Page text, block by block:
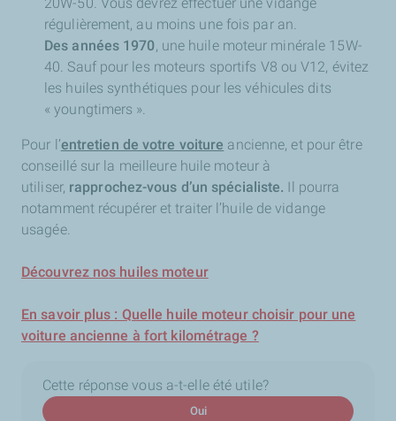
régulièrement, au moins une fois par an.
Des années 1970, une huile moteur minérale 15W-
40. Sauf pour les moteurs sportifs V8 ou V12, évitez
les huiles synthétiques pour les véhicules dits
« youngtimers ».
Pour l’entretien de votre voiture ancienne, et pour être
conseillé sur la meilleure huile moteur à
utiliser, rapprochez-vous d’un spécialiste. Il pourra
notamment récupérer et traiter l’huile de vidange
usagée.
Découvrez nos huiles moteur
En savoir plus : Quelle huile moteur choisir pour une
voiture ancienne à fort kilométrage ?
Cette réponse vous a-t-elle été utile?
Oui